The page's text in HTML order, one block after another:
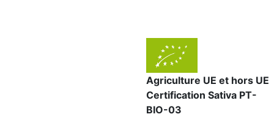
Agriculture UE et hors UE
Certification Sativa PT-
BIO-03